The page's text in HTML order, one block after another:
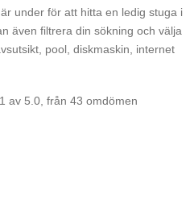
under för att hitta en ledig stuga i
även filtrera din sökning och välja
pool, diskmaskin, internet
av 5.0, från 43 omdömen